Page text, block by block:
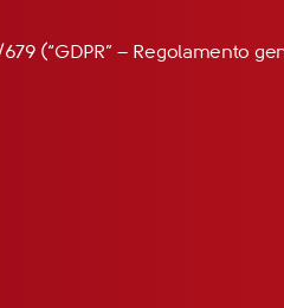
(“GDPR” – Regolamento